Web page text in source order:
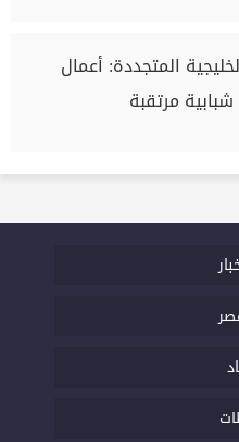
المتجددة: أعمال
مرتقبة